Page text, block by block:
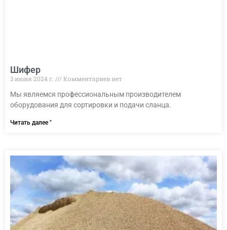
Шифер
3 июня 2024 г.
Комментариев нет
Мы являемся профессиональным производителем
оборудования для сортировки и подачи сланца.
Читать далее "